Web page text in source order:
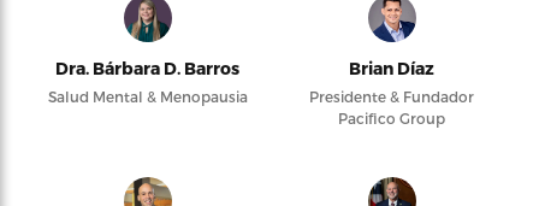
Dra. Bárbara D. Barros
Salud Mental & Menopausia
Brian Díaz
Presidente & Fundador
Pacifico Group